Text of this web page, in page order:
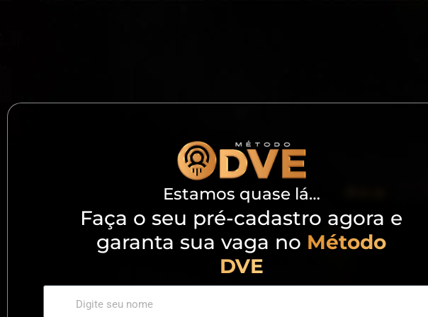
Estamos quase lá…
Faça o seu pré-cadastro agora e
garanta sua vaga no Método
DVE